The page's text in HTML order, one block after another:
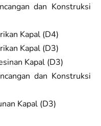
dan Konstruksi
Kapal (D4)
Kapal (D3)
Kapal (D3)
dan Konstruksi
Kapal (D3)